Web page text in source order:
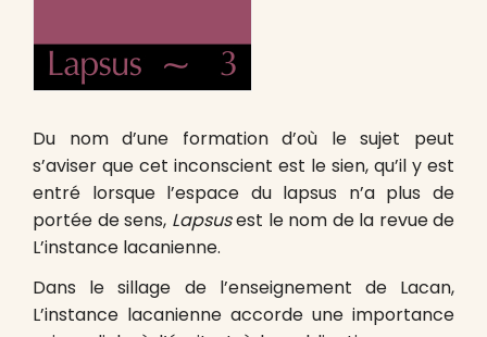
Du nom d’une formation d’où le sujet peut
s’aviser que cet inconscient est le sien, qu’il y est
entré lorsque l’espace du lapsus n’a plus de
portée de sens, Lapsusest le nom de la revue de
L’instance lacanienne.
Dans le sillage de l’enseignement de Lacan,
L’instance lacanienne accorde une importance